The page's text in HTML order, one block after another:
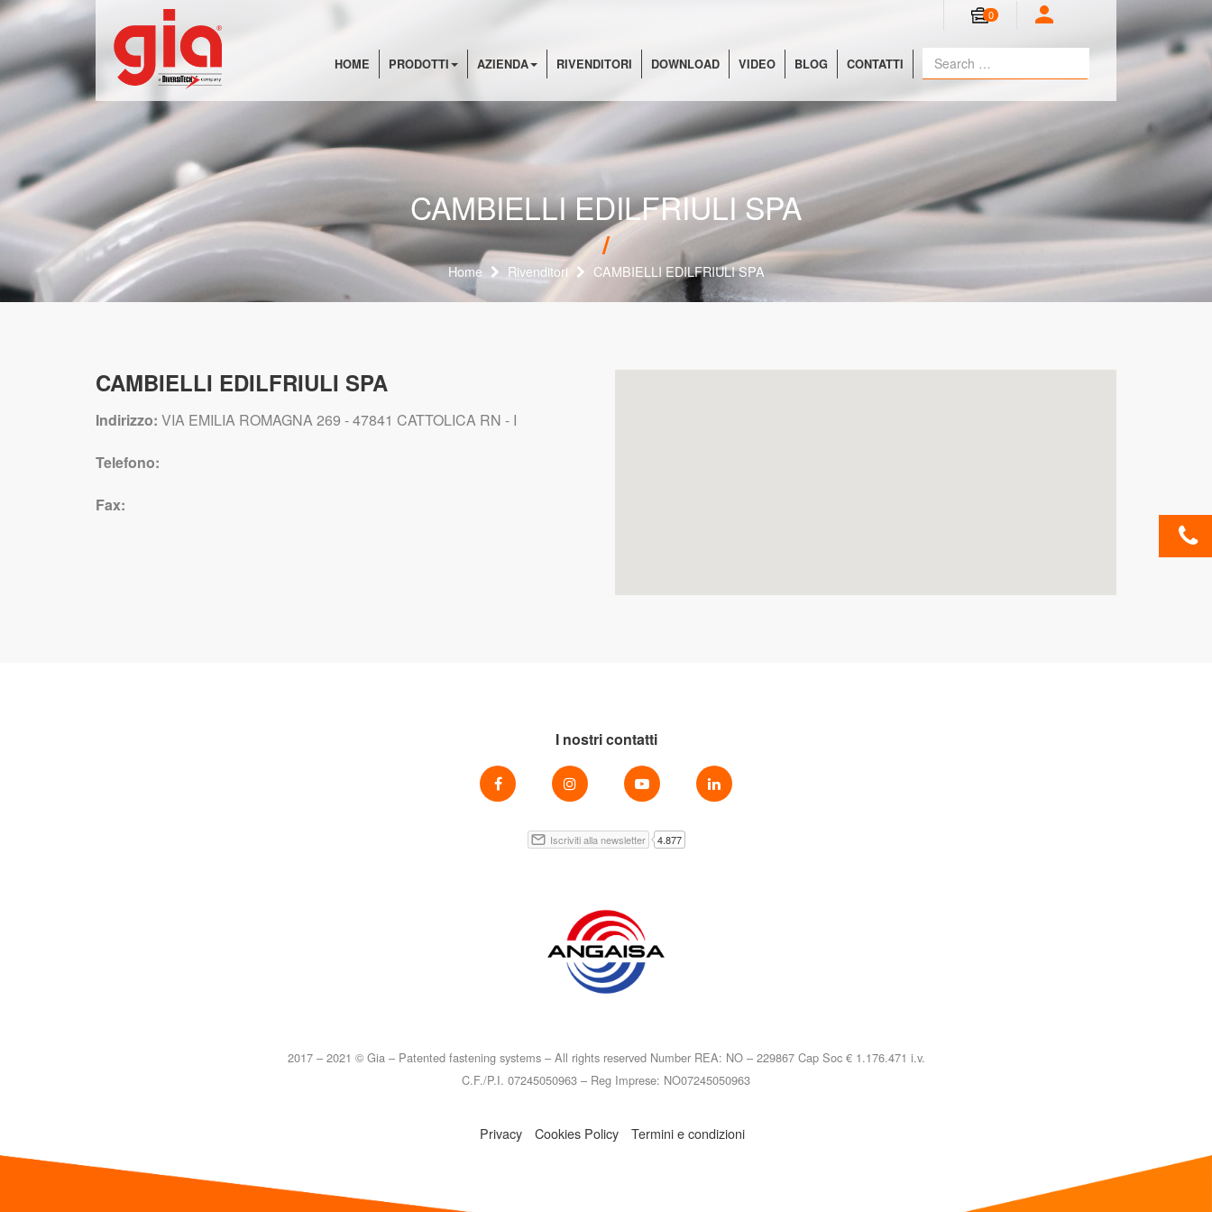
0
HOME PRODOTTI AZIENDA RIVENDITORI DOWNLOAD VIDEO BLOG CONTATTI
CAMBIELLI EDILFRIULI SPA
Home Rivenditori CAMBIELLI EDILFRIULI SPA
CAMBIELLI EDILFRIULI SPA
Indirizzo: VIA EMILIA ROMAGNA 269 - 47841 CATTOLICA RN - I
Telefono:
Fax:
I nostri contatti
2017 – 2021 © Gia – Patented fastening systems – All rights reserved Number REA: NO – 229867 Cap Soc € 1.176.471 i.v.
C.F./P.I. 07245050963 – Reg Imprese: NO07245050963
Privacy Cookies Policy Termini e condizioni